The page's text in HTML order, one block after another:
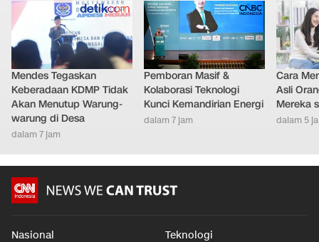
Mendes Tegaskan
Keberadaan KDMP Tidak
Akan Menutup Warung-
warung di Desa
dalam 7 jam
Pemboran Masif &
Kolaborasi Teknologi
Kunci Kemandirian Energi
dalam 7 jam
Cara
Asli
Mereka
dalam 5
Nasional Teknologi